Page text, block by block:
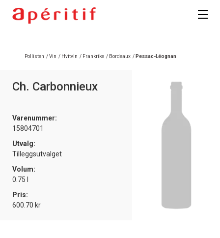
Pollisten /Vin / Hvitvin / Frankrike / Bordeaux / Pessac-Léognan
Ch. Carbonnieux
Varenummer:
15804701
Utvalg:
Tilleggsutvalget
Volum:
0.75 l
Pris:
600.70 kr